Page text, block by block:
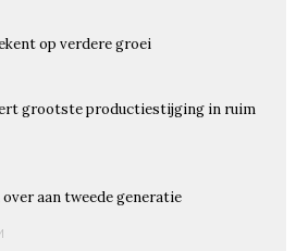
op verdere groei
grootste productiestijging in ruim
aan tweede generatie